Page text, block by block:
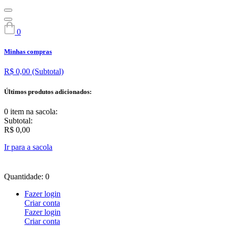
0
Minhas compras
R$ 0,00 (Subtotal)
Últimos produtos adicionados:
0 item na sacola:
Subtotal:
R$ 0,00
Ir para a sacola
Quantidade: 0
Fazer login
Criar conta
Fazer login
Criar conta